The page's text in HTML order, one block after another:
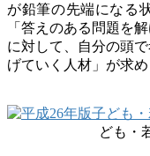
が鉛筆の先端になる
「答えのある問題を
に対して、自分の頭
げていく人材」が求
ども・